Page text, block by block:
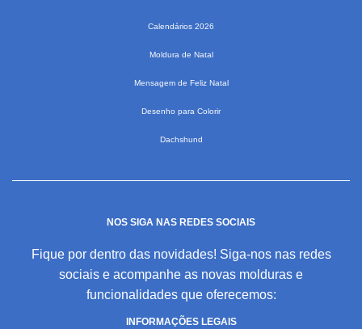
Calendários 2026
Moldura de Natal
Mensagem de Feliz Natal
Desenho para Colorir
Dachshund
NOS SIGA NAS REDES SOCIAIS
Fique por dentro das novidades! Siga-nos nas redes
sociais e acompanhe as novas molduras e
funcionalidades que oferecemos:
INFORMAÇÕES LEGAIS